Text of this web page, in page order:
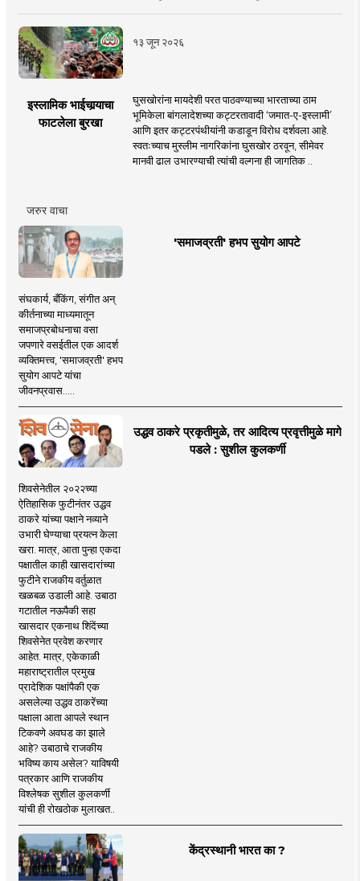
१३ जून २०२६
इस्लामिक भाईचार्‍याचा
फाटलेला बुरखा
घुसखोरांना मायदेशी परत पाठवण्याच्या भारताच्या ठाम
भूमिकेला बांगलादेशच्या कट्टरतावादी ‘जमात-ए-इस्लामी’
आणि इतर कट्टरपंथीयांनी कडाडून विरोध दर्शवला आहे.
स्वतःच्याच मुस्लीम नागरिकांना घुसखोर ठरवून, सीमेवर
मानवी ढाल उभारण्याची त्यांची वल्गना ही जागतिक ..
जरुर वाचा
'समाजव्रती' हभप सुयोग आपटे
संघकार्य, बँकिंग, संगीत अन्
कीर्तनाच्या माध्यमातून
समाजप्रबोधनाचा वसा
जपणारे वसईतील एक आदर्श
व्यक्तिमत्त्व, 'समाजव्रती' हभप
सुयोग आपटे यांचा
जीवनप्रवास.....
उद्धव ठाकरे प्रकृतीमुळे, तर आदित्य प्रवृत्तीमुळे मागे
पडले : सुशील कुलकर्णी
शिवसेनेतील २०२२च्या
ऐतिहासिक फुटीनंतर उद्धव
ठाकरे यांच्या पक्षाने नव्याने
उभारी घेण्याचा प्रयत्न केला
खरा. मात्र, आता पुन्हा एकदा
पक्षातील काही खासदारांच्या
फुटीने राजकीय वर्तुळात
खळबळ उडाली आहे. उबाठा
गटातील नऊपैकी सहा
खासदार एकनाथ शिंदेंच्या
शिवसेनेत प्रवेश करणार
आहेत. मात्र, एकेकाळी
महाराष्ट्रातील प्रमुख
प्रादेशिक पक्षांपैकी एक
असलेल्या उद्धव ठाकरेंच्या
पक्षाला आता आपले स्थान
टिकवणे अवघड का झाले
आहे? उबाठाचे राजकीय
भविष्य काय असेल? याविषयी
पत्रकार आणि राजकीय
विश्लेषक सुशील कुलकर्णी
यांची ही रोखठोक मुलाखत..
केंद्रस्थानी भारत का ?